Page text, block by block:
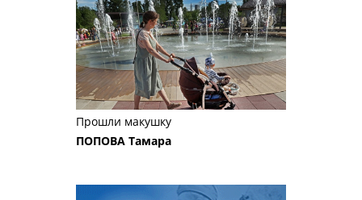
Прошли макушку
ПОПОВА Тамара